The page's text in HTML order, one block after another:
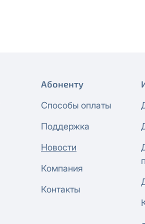
Абоненту
Способы оплаты
Поддержка
Новости
Компания
Контакты